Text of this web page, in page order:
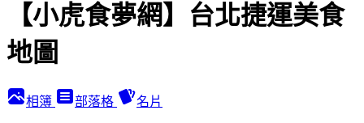
【小虎食夢網】台北捷運美食
地圖
相簿 部落格 名片